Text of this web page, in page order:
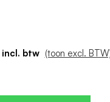
(toon excl.
C
eenheden: 1